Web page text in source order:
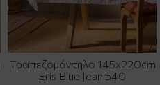
Τραπεζομάντηλο 145x220cm
Eris Blue Jean 540